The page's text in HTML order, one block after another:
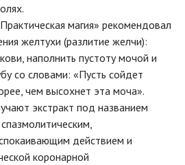
магия» рекомендовал
желтухи (разлитие желчи):
наполнить пустоту мочой и
со словами: «Пусть сойдет
чем высохнет эта моча».
экстракт под названием
действием и
коронарной